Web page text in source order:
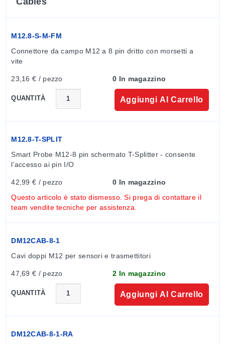
Modularità dell'Interfaccia Smart
Personalizza il tuo ecosistema Omega Link con
interfacce Smart modulari che collegano e trasmettono i
dati dalla tua sonda intelligente al cloud Omega Link.
M12.8-S-M-FM
Connettore da campo M12 a 8 pin dritto con morsetti a
vite
23,16 € / pezzo 0 In magazzino
QUANTITÀ Aggiungi Al Carrello
M12.8-T-SPLIT
Smart Probe M12-8 pin schermato T-Splitter - consente
l'accesso ai pin I/O
42,99 € / pezzo
0 In magazzino
Questo articolo è stato dismesso. Si prega di contattare il
team vendite tecniche per assistenza.
DM12CAB-8-1
Cavi doppi M12 per sensori e trasmettitori
47,69 € / pezzo 2 In magazzino
QUANTITÀ Aggiungi Al Carrello
DM12CAB-8-1-RA